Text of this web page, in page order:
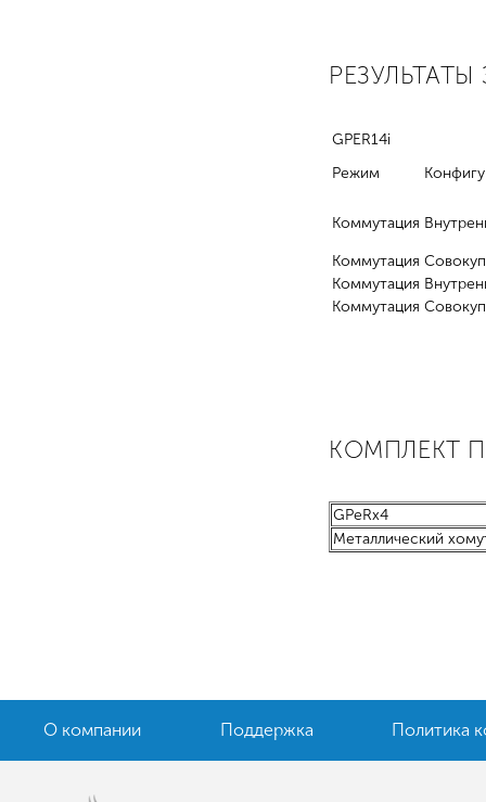
GPER14i
Режим
Коммутация
Коммутация
Коммутация
Коммутация
КОМПЛЕКТ
GPeRx4
Металлический
О компании Поддержка Политика